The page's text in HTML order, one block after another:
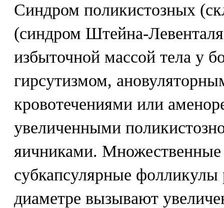
Синдром поликистозных
(синдром Штейна-
избыточной массой тела у
гирсутизмом,
кровотечениями или
увеличенными
яичниками. Множественные
субкапсулярные
диаметре вызывают